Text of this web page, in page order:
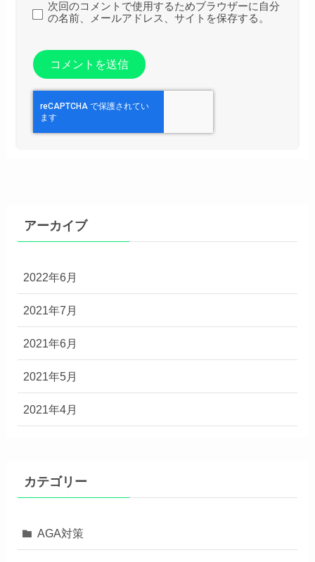
次回のコメントで使用するためブラウザーに自分
の名前、メールアドレス、サイトを保存する。
アーカイブ
2022年6月
2021年7月
2021年6月
2021年5月
2021年4月
カテゴリー
AGA対策